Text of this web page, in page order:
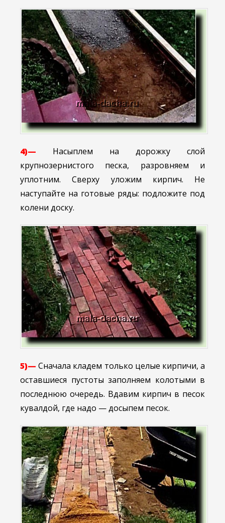
4)—
Насыплем на дорожку слой
крупнозернистого песка, разровняем и
уплотним. Сверху уложим кирпич. Не
наступайте на готовые ряды: подложите под
колени доску.
5)— Сначала кладем только целые кирпичи, а
оставшиеся пустоты заполняем колотыми в
последнюю очередь. Вдавим кирпич в песок
кувалдой, где надо — досыпем песок.